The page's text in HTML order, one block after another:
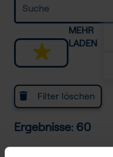
MEHR
LADEN
Filter löschen
Ergebnisse: 60